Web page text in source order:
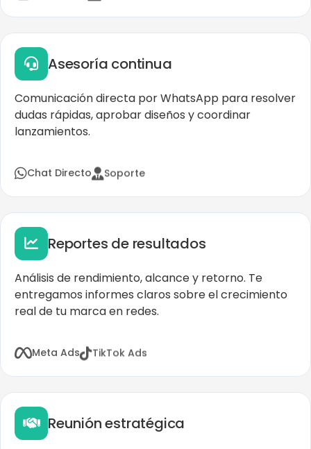
Asesoría continua
Comunicación directa por WhatsApp para resolver
dudas rápidas, aprobar diseños y coordinar
lanzamientos.
Chat Directo Soporte
Reportes de resultados
Análisis de rendimiento, alcance y retorno. Te
entregamos informes claros sobre el crecimiento
real de tu marca en redes.
Meta Ads TikTok Ads
Reunión estratégica